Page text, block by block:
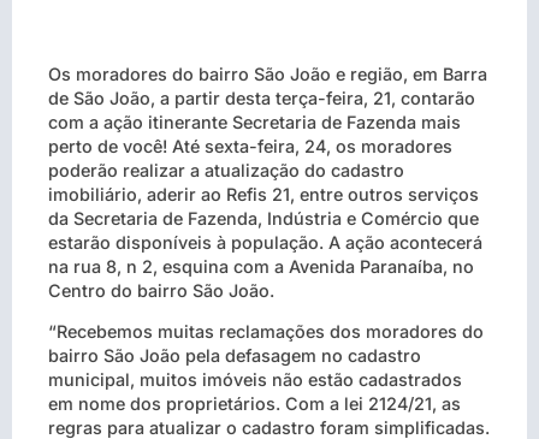
Os moradores do bairro São João e região, em Barra
de São João, a partir desta terça-feira, 21, contarão
com a ação itinerante Secretaria de Fazenda mais
perto de você! Até sexta-feira, 24, os moradores
poderão realizar a atualização do cadastro
imobiliário, aderir ao Refis 21, entre outros serviços
da Secretaria de Fazenda, Indústria e Comércio que
estarão disponíveis à população. A ação acontecerá
na rua 8, n 2, esquina com a Avenida Paranaíba, no
Centro do bairro São João.
“Recebemos muitas reclamações dos moradores do
bairro São João pela defasagem no cadastro
municipal, muitos imóveis não estão cadastrados
em nome dos proprietários. Com a lei 2124/21, as
regras para atualizar o cadastro foram simplificadas.